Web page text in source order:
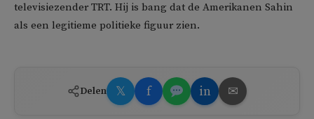
televisiezender TRT. Hij is bang dat de Amerikanen Sahin
als een legitieme politieke figuur zien.
Delen 𝕏 f in ✉